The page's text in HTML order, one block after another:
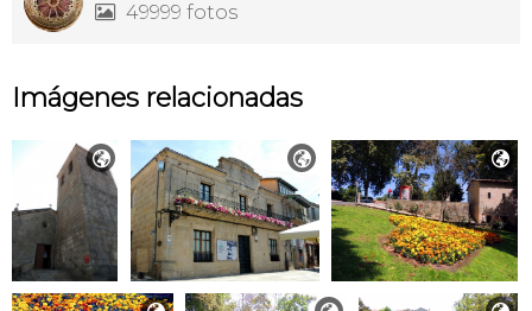
 49999 fotos
Imágenes relacionadas
  